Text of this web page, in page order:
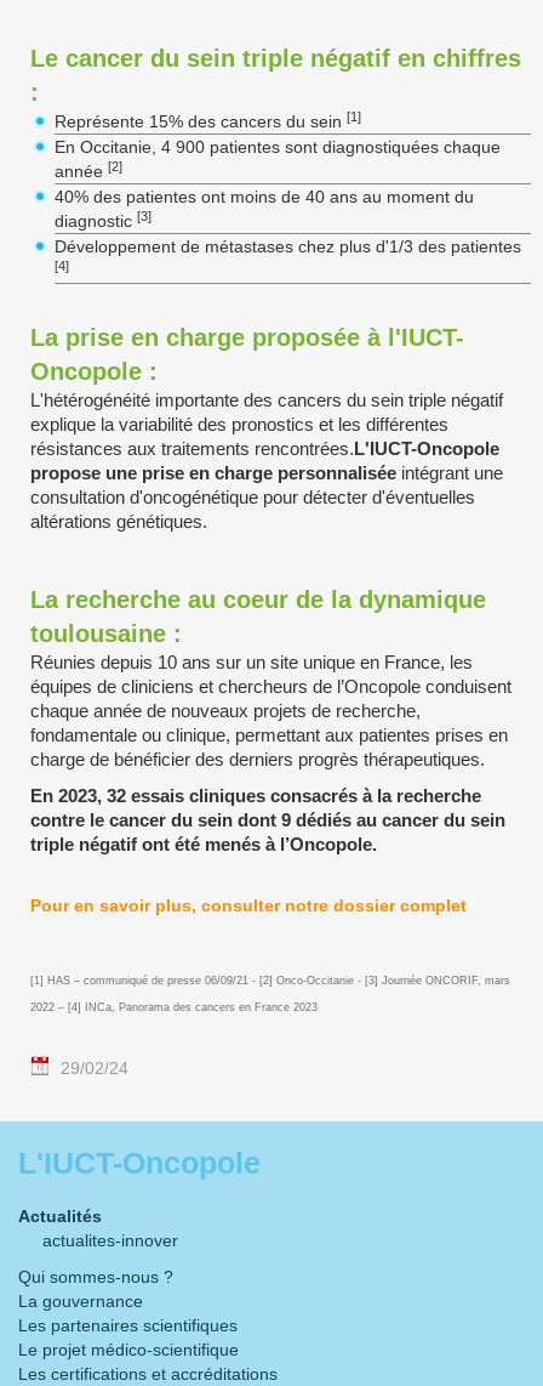
Le cancer du sein triple négatif en chiffres
:
Représente 15% des cancers du sein [1]
En Occitanie, 4 900 patientes sont diagnostiquées chaque
année [2]
40% des patientes ont moins de 40 ans au moment du
diagnostic [3]
Développement de métastases chez plus d'1/3 des patientes
[4]
La prise en charge proposée à l'IUCT-
Oncopole :
L'hétérogénéité importante des cancers du sein triple négatif
explique la variabilité des pronostics et les différentes
résistances aux traitements rencontrées.L'IUCT-Oncopole
propose une prise en charge personnalisée intégrant une
consultation d'oncogénétique pour détecter d'éventuelles
altérations génétiques.
La recherche au coeur de la dynamique
toulousaine :
Réunies depuis 10 ans sur un site unique en France, les
équipes de cliniciens et chercheurs de l’Oncopole conduisent
chaque année de nouveaux projets de recherche,
fondamentale ou clinique, permettant aux patientes prises en
charge de bénéficier des derniers progrès thérapeutiques.
En 2023, 32 essais cliniques consacrés à la recherche
contre le cancer du sein dont 9 dédiés au cancer du sein
triple négatif ont été menés à l’Oncopole.
Pour en savoir plus, consulter notre dossier complet
[1] HAS – communiqué de presse 06/09/21 - [2] Onco-Occitanie - [3] Journée ONCORIF, mars
2022 – [4] INCa, Panorama des cancers en France 2023
29/02/24
L'IUCT-Oncopole
Actualités
actualites-innover
Qui sommes-nous ?
La gouvernance
Les partenaires scientifiques
Le projet médico-scientifique
Les certifications et accréditations